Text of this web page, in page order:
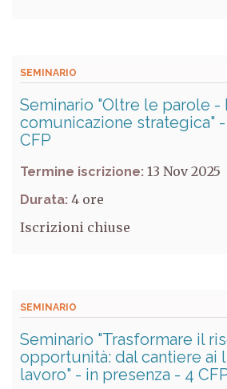
SEMINARIO
Seminario "Oltre le parole -
comunicazione strategica"
CFP
Termine iscrizione: 13 Nov 2025
Durata: 4
Iscrizioni chiuse
SEMINARIO
Seminario "Trasformare il
opportunità: dal cantiere ai
lavoro" - in presenza - 4